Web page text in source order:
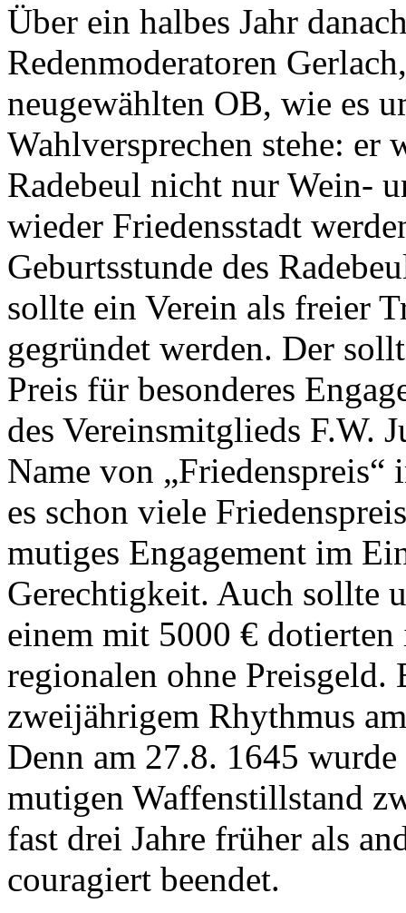
Über ein halbes Jahr
Redenmoderatoren
neugewählten OB, wie es
Wahlversprechen stehe: er
Radebeul nicht nur Wein-
wieder Friedensstadt
Geburtsstunde des
sollte ein Verein als freier
gegründet werden. Der
Preis für besonderes
des Vereinsmitglieds F.W.
Name von „Friedenspreis“
es schon viele
mutiges Engagement im
Gerechtigkeit. Auch sollte
einem mit 5000 €
regionalen ohne Preisgeld.
zweijährigem Rhythmus
Denn am 27.8. 1645
mutigen Waffenstillstand
fast drei Jahre früher als
couragiert beendet.